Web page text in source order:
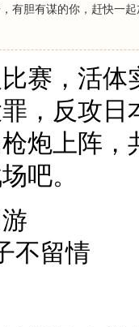
有胆有谋的你，赶快一
，活体
，反攻
炮上阵
吧。
不留情